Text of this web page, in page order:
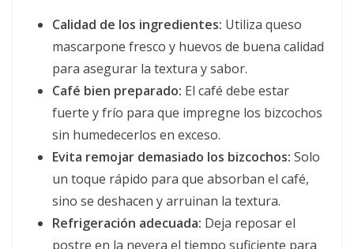
Calidad de los ingredientes: Utiliza queso
mascarpone fresco y huevos de buena calidad
para asegurar la textura y sabor.
Café bien preparado: El café debe estar
fuerte y frío para que impregne los bizcochos
sin humedecerlos en exceso.
Evita remojar demasiado los bizcochos: Solo
un toque rápido para que absorban el café,
sino se deshacen y arruinan la textura.
Refrigeración adecuada: Deja reposar el
postre en la nevera el tiempo suficiente para